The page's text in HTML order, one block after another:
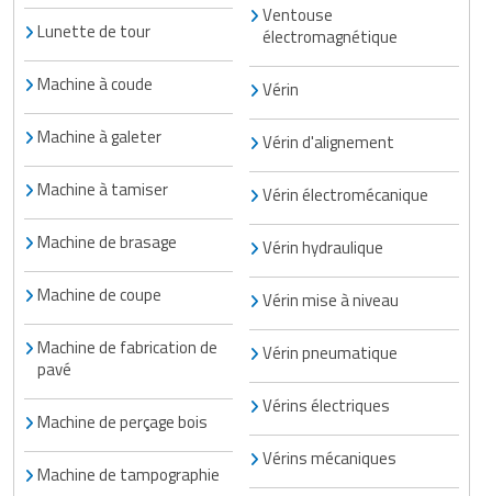
Lunette de tour
Machine à coude
Machine à galeter
Machine à tamiser
Machine de brasage
Machine de coupe
Machine de fabrication de
pavé
Machine de perçage bois
Machine de tampographie
Ventouse
électromagnétique
Vérin
Vérin d'alignement
Vérin électromécanique
Vérin hydraulique
Vérin mise à niveau
Vérin pneumatique
Vérins électriques
Vérins mécaniques